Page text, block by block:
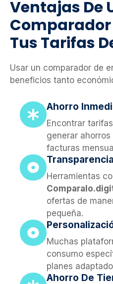
Ventajas De
Comparador
Tus Tarifas
Usar un comparador de
beneficios tanto
Ahorro
Encontrar
generar
facturas
Transparencia
Herramientas
ofertas de
pequeña.
Muchas
consumo
planes
Ahorro De